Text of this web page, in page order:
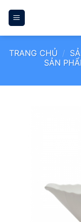
qua
TRANG CHỦ /
SẢN